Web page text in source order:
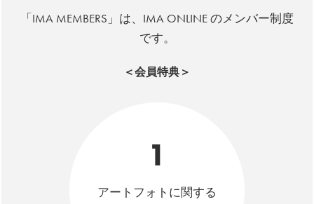
「IMA MEMBERS」は、IMA ONLINE のメンバー制度
です。
＜会員特典＞
1
アートフォトに関する